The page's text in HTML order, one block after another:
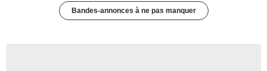
Bandes-annonces à ne pas manquer